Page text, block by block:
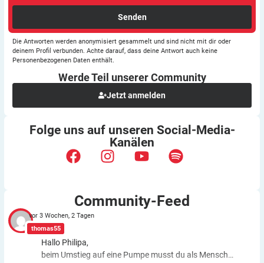
Senden
Die Antworten werden anonymisiert gesammelt und sind nicht mit dir oder
deinem Profil verbunden. Achte darauf, dass deine Antwort auch keine
Personenbezogenen Daten enthält.
Werde Teil unserer Community
Jetzt anmelden
Folge uns auf unseren Social-Media-
Kanälen
Community-Feed
thomas55
vor 3 Wochen, 2 Tagen
Hallo Philipa,
beim Umstieg auf eine Pumpe musst du als Mensch